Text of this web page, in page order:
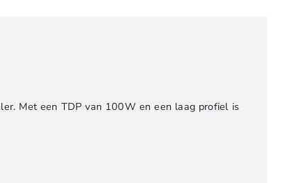
Met een TDP van 100W en een laag profiel is